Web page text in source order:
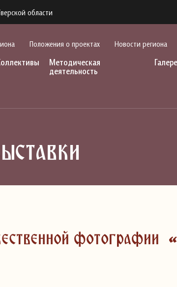
области
Положения о проектах Новости региона
Методическая
деятельность
фотографии